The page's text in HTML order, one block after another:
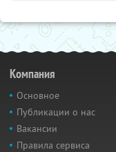
Компания
Основное
Публикации о нас
Вакансии
Правила сервиса